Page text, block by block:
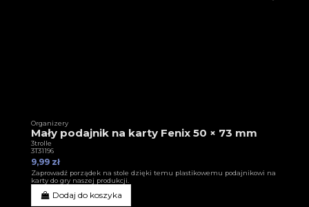
Organizery
Mały podajnik na karty Fenix 50 × 73 mm
3trolle
3T31196
9,99 zł
Zaprowadź porządek na stole dzięki temu plastikowemu podajnikowi na
karty do gry naszej produkcji.
Dodaj do koszyka